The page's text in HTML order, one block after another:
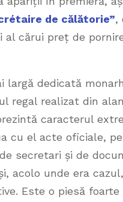
de călătorie”,
al cărui preț de
largă dedicată
regal realizat din
caracterul
cu el acte oficiale,
secretari și de
acolo unde era
Este o piesă foarte